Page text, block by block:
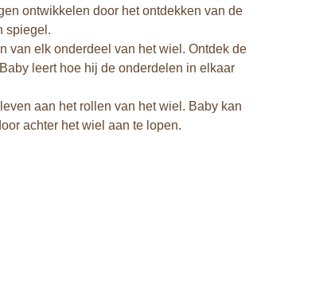
ontwikkelen door het ontdekken van de
spiegel.
van elk onderdeel van het wiel. Ontdek de
leert hoe hij de onderdelen in elkaar
aan het rollen van het wiel. Baby kan
achter het wiel aan te lopen.